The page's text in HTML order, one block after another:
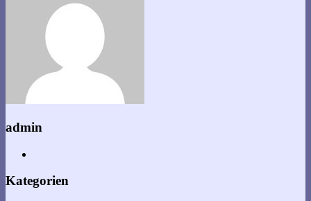
admin
Kategorien